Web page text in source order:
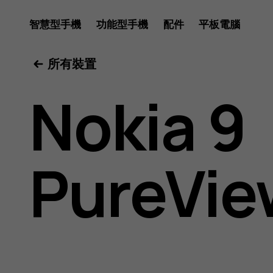
Nokia
9
用
智慧型手機 功能型手機 配件 平板電腦
所有裝置
Nokia 9